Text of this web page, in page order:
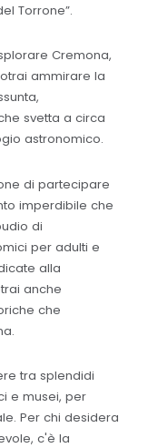
Torrone”.
Cremona,
ammirare la
svetta a circa
astronomico.
di partecipare
imperdibile che
di
per adulti e
alla
anche
che
tra splendidi
e musei, per
Per chi desidera
c'è la